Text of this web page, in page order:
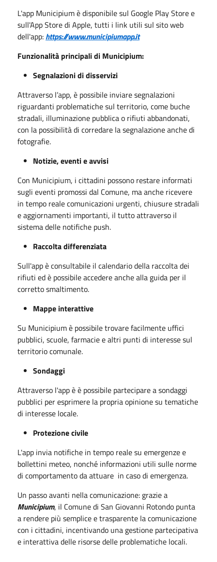
L'app Municipium è disponibile sul Google Play Store e
sull'App Store di Apple, tutti i link utili sul sito web
dell'app: https://www.municipiumapp.it
Funzionalità principali di Municipium:
Segnalazioni di disservizi
Attraverso l’app, è possibile inviare segnalazioni
riguardanti problematiche sul territorio, come buche
stradali, illuminazione pubblica o rifiuti abbandonati,
con la possibilità di corredare la segnalazione anche di
fotografie.
Notizie, eventi e avvisi
Con Municipium, i cittadini possono restare informati
sugli eventi promossi dal Comune, ma anche ricevere
in tempo reale comunicazioni urgenti, chiusure stradali
e aggiornamenti importanti, il tutto attraverso il
sistema delle notifiche push.
Raccolta differenziata
Sull'app è consultabile il calendario della raccolta dei
rifiuti ed è possibile accedere anche alla guida per il
corretto smaltimento.
Mappe interattive
Su Municipium è possibile trovare facilmente uffici
pubblici, scuole, farmacie e altri punti di interesse sul
territorio comunale.
Sondaggi
Attraverso l'app è è possibile partecipare a sondaggi
pubblici per esprimere la propria opinione su tematiche
di interesse locale.
Protezione civile
L'app invia notifiche in tempo reale su emergenze e
bollettini meteo, nonché informazioni utili sulle norme
di comportamento da attuare in caso di emergenza.
Un passo avanti nella comunicazione: grazie a
Municipium, il Comune di San Giovanni Rotondo punta
a rendere più semplice e trasparente la comunicazione
con i cittadini, incentivando una gestione partecipativa
e interattiva delle risorse delle problematiche locali.